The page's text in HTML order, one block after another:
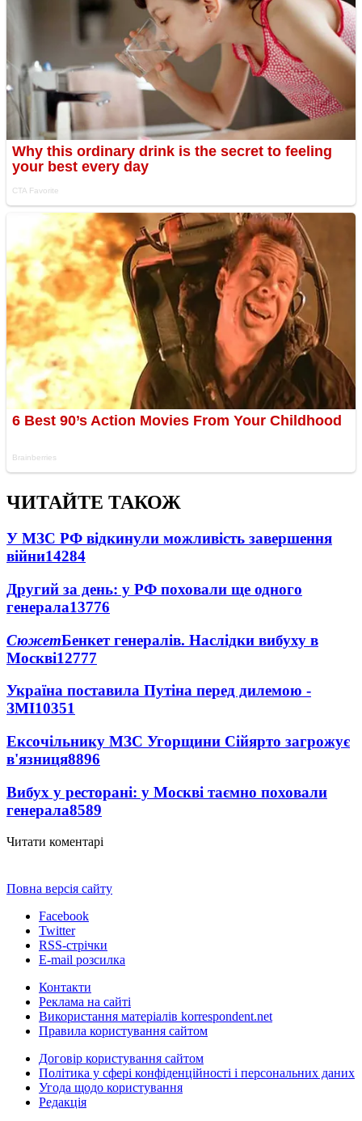
ЧИТАЙТЕ ТАКОЖ
У МЗС РФ відкинули можливість завершення
війни14284
Другий за день: у РФ поховали ще одного
генерала13776
СюжетБенкет генералів. Наслідки вибуху в
Москві12777
Україна поставила Путіна перед дилемою -
ЗМІ10351
Ексочільнику МЗС Угорщини Сійярто загрожує
в'язниця8896
Вибух у ресторані: у Москві таємно поховали
генерала8589
Читати коментарі
Повна версія сайту
Facebook
Twitter
RSS-стрічки
E-mail розсилка
Контакти
Реклама на сайті
Використання матеріалів korrespondent.net
Правила користування сайтом
Договір користування сайтом
Політика у сфері конфіденційності і персональних даних
Угода щодо користування
Редакція